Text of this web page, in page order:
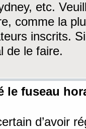
etc.
comme la
inscrits.
de le faire.
le fuseau
d’avoir